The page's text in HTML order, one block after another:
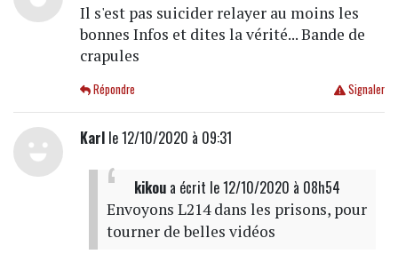
Il s'est pas suicider relayer au moins les
bonnes Infos et dites la vérité... Bande de
crapules
Signaler
Répondre
Karlle 12/10/2020 à 09:31
kikoua écrit le 12/10/2020 à 08h54
Envoyons L214 dans les prisons, pour
tourner de belles vidéos